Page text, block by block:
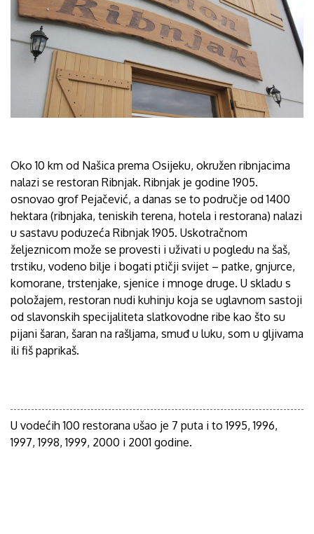
Oko 10 km od Našica prema Osijeku, okružen ribnjacima
nalazi se restoran Ribnjak. Ribnjak je godine 1905.
osnovao grof Pejačević, a danas se to područje od 1400
hektara (ribnjaka, teniskih terena, hotela i restorana) nalazi
u sastavu poduzeća Ribnjak 1905. Uskotračnom
željeznicom može se provesti i uživati u pogledu na šaš,
trstiku, vodeno bilje i bogati ptičji svijet – patke, gnjurce,
komorane, trstenjake, sjenice i mnoge druge. U skladu s
položajem, restoran nudi kuhinju koja se uglavnom sastoji
od slavonskih specijaliteta slatkovodne ribe kao što su
pijani šaran, šaran na rašljama, smuđ u luku, som u gljivama
ili fiš paprikaš.
U vodećih 100 restorana ušao je 7 puta i to 1995, 1996,
1997, 1998, 1999, 2000 i 2001 godine.